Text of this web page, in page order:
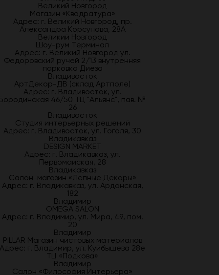
Великий Новгород
Магазин «Квадратура»
Адрес: г. Великий Новгород, пр.
Александра Корсунова, 28А
Великий Новгород
Шоу-рум Терминал
Адрес: г. Великий Новгород ул.
Федоровский ручей 2/13 внутренняя
парковка Диеза
Владивосток
АртДекор-ДВ (склад Артполе)
Адрес: г. Владивосток, ул.
46/50 ТЦ "Альянс", пав. №
26
Владивосток
Студия интерьерных решений
Адрес: г. Владивосток, ул. Гоголя, 30
Владикавказ
DESIGN MARKET
Адрес: г. Владикавказ, ул.
Первомайская, 28
Владикавказ
Салон-магазин «Лепные Декоры»
Адрес: г. Владикавказ, ул. Ардонская,
182
Владимир
OMEGA SALON
Адрес: г. Владимир, ул. Мира, 49, пом.
20
Владимир
PILLAR Магазин чистовых материалов
Адрес: г. Владимир, ул. Куйбышева 28е
ТЦ «Подкова»
Владимир
Салон «Философия Интерьера»